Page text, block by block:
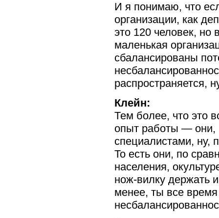
И я понимаю, что
организации, как
это 120 человек, но
маленькая
сбалансированы
распространяется,
Клейн:
Тем более, что это
опыт работы — они,
специалистами, ну,
То есть они, по
населения,
нож-вилку держать
менее, ты все